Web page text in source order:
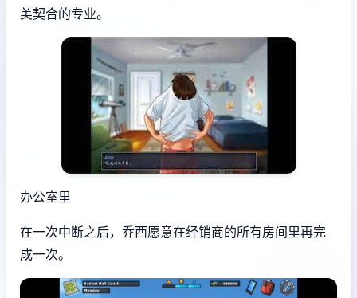
美契合的专业。
办公室里
在一次中断之后，乔西愿意在经销商的所有房间里再完
成一次。